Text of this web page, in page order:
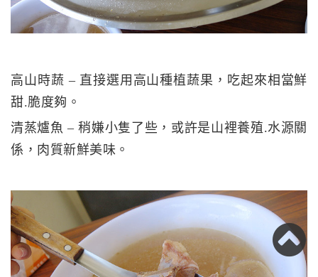
高山時蔬 – 直接選用高山種植蔬果，吃起來相當鮮
甜.脆度夠。
清蒸爐魚 – 稍嫌小隻了些，或許是山裡養殖.水源關
係，肉質新鮮美味。